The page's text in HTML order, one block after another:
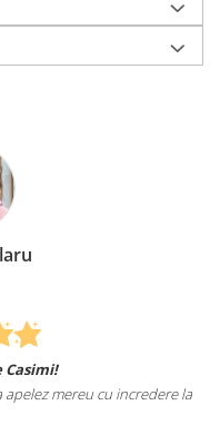
Casimi!
mereu cu incredere la